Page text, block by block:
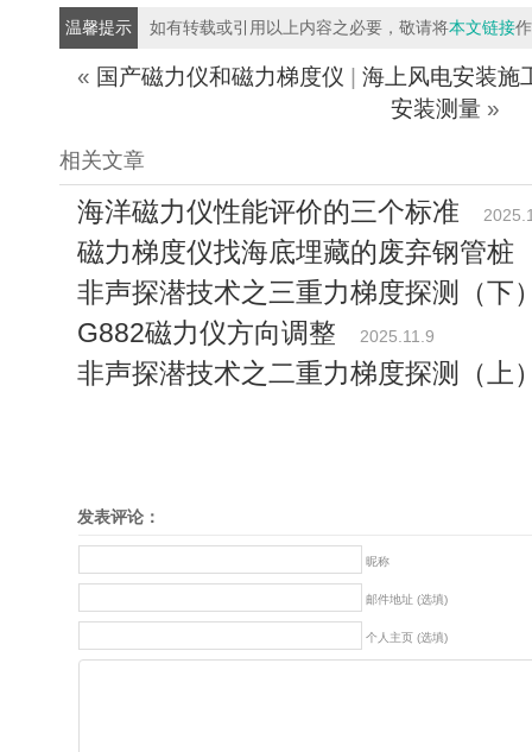
温馨提示 如有转载或引用以上内容之必要，敬请将本文链接
« 国产磁力仪和磁力梯度仪 | 海上风电安装施
安装测量 »
相关文章
海洋磁力仪性能评价的三个标准
磁力梯度仪找海底埋藏的废弃钢管桩
非声探潜技术之三重力梯度探测（下
G882磁力仪方向调整
2025.11.9
非声探潜技术之二重力梯度探测（上
发表评论：
昵称
邮件地址 (选填)
个人主页 (选填)